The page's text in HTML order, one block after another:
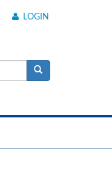
LOGIN